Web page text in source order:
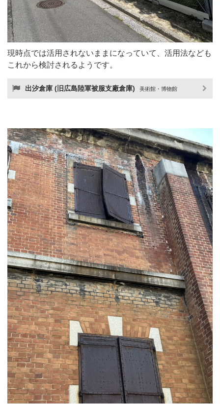
現時点では活用されないままになっていて、活用法なども
これから検討されるようです。
出汐倉庫 (旧広島陸軍被服支廠倉庫) 美術館・博物館